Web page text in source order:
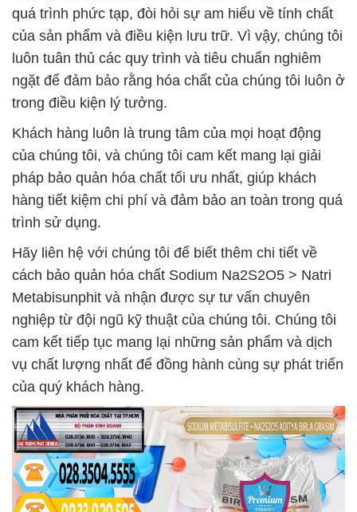
quá trình phức tạp, đòi hỏi sự am hiểu về tính chất
của sản phẩm và điều kiện lưu trữ. Vì vậy, chúng tôi
luôn tuân thủ các quy trình và tiêu chuẩn nghiêm
ngặt để đảm bảo rằng hóa chất của chúng tôi luôn ở
trong điều kiện lý tưởng.
Khách hàng luôn là trung tâm của mọi hoạt động
của chúng tôi, và chúng tôi cam kết mang lại giải
pháp bảo quản hóa chất tối ưu nhất, giúp khách
hàng tiết kiệm chi phí và đảm bảo an toàn trong quá
trình sử dụng.
Hãy liên hệ với chúng tôi để biết thêm chi tiết về
cách bảo quản hóa chất Sodium Na2S2O5 > Natri
Metabisunphit và nhận được sự tư vấn chuyên
nghiệp từ đội ngũ kỹ thuật của chúng tôi. Chúng tôi
cam kết tiếp tục mang lại những sản phẩm và dịch
vụ chất lượng nhất để đồng hành cùng sự phát triển
của quý khách hàng.